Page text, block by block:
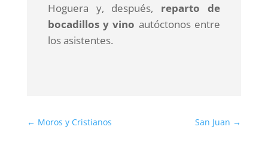
Hoguera y, después, reparto de
bocadillos y vino autóctonos entre
los asistentes.
← Moros y Cristianos San Juan →